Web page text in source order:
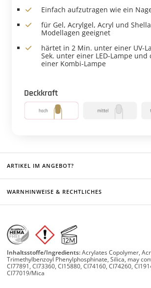
Einfach aufzutragen wie ein
für Gel, Acrylgel, Acryl und
Modellagen geeignet
härtet in 2 Min. unter einer UV-
Sek. unter einer LED-Lampe und
einer Kombi-Lampe
Deckkraft
ARTIKEL IM ANGEBOT?
WARNHINWEISE & RECHTLICHES
Inhaltsstoffe/Ingredients:Acrylates Copolymer,
Trimethylbenzoyl Phenylphosphinate, Silica, may
CI77891, CI73360, CI15880, CI74160, CI74260,
CI77019/Mica